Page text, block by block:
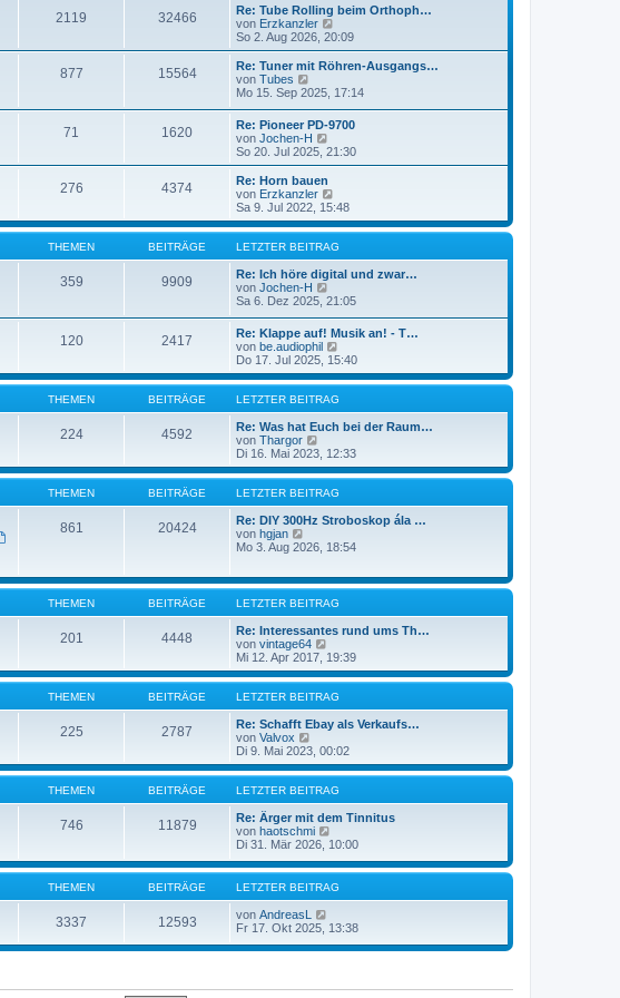
a
g
e
r
B
e
i
a
g
2119 32466
Re: Tube Rolling beim Orthoph…
von Erzkanzler
e
u
e
t
r
B
i
t
g
So 2. Aug 2026, 20:09
877 15564
Re: Tuner mit Röhren-Ausgangs…
von Tubes
e
e
s
t
e
r
B
e
i
t
r
a
g
Mo 15. Sep 2025, 17:14
71 1620
Re: Pioneer PD-9700
von Jochen-H
e
u
s
t
r
B
e
i
r
g
So 20. Jul 2025, 21:30
276 4374
Re: Horn bauen
von Erzkanzler
e
u
e
s
t
e
B
t
r
a
g
Sa 9. Jul 2022, 15:48
THEMEN BEITRÄGE LETZTER BEITRAG
359 9909
Re: Ich höre digital und zwar…
von Jochen-H
e
e
s
t
e
r
B
e
t
r
a
g
Sa 6. Dez 2025, 21:05
120 2417
Re: Klappe auf! Musik an! - T…
von be.audiophil
e
u
e
t
e
B
e
i
r
a
Do 17. Jul 2025, 15:40
THEMEN BEITRÄGE LETZTER BEITRAG
224 4592
Re: Was hat Euch bei der Raum…
von Thargor
e
u
e
s
t
e
B
t
r
g
Di 16. Mai 2023, 12:33
THEMEN BEITRÄGE LETZTER BEITRAG
861 20424
Re: DIY 300Hz Stroboskop ála …
von hgjan
e
s
t
r
B
e
i
t
r
g
Mo 3. Aug 2026, 18:54
THEMEN BEITRÄGE LETZTER BEITRAG
201 4448
Re: Interessantes rund ums Th…
von vintage64
e
u
e
s
t
e
B
e
i
t
r
a
g
Mi 12. Apr 2017, 19:39
THEMEN BEITRÄGE LETZTER BEITRAG
225 2787
Re: Schafft Ebay als Verkaufs…
von Valvox
e
u
e
s
t
e
r
B
i
t
a
g
Di 9. Mai 2023, 00:02
THEMEN BEITRÄGE LETZTER BEITRAG
746 11879
Re: Ärger mit dem Tinnitus
von haotschmi
e
e
s
r
B
e
r
Di 31. Mär 2026, 10:00
THEMEN BEITRÄGE LETZTER BEITRAG
3337 12593 von AndreasL
e
e
e
Fr 17. Okt 2025, 13:38